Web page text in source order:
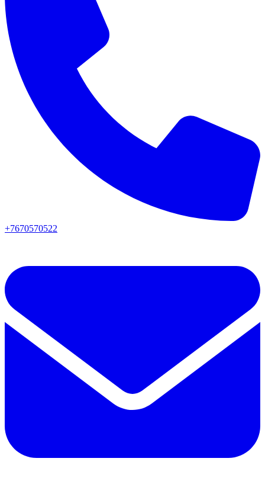
+7670570522